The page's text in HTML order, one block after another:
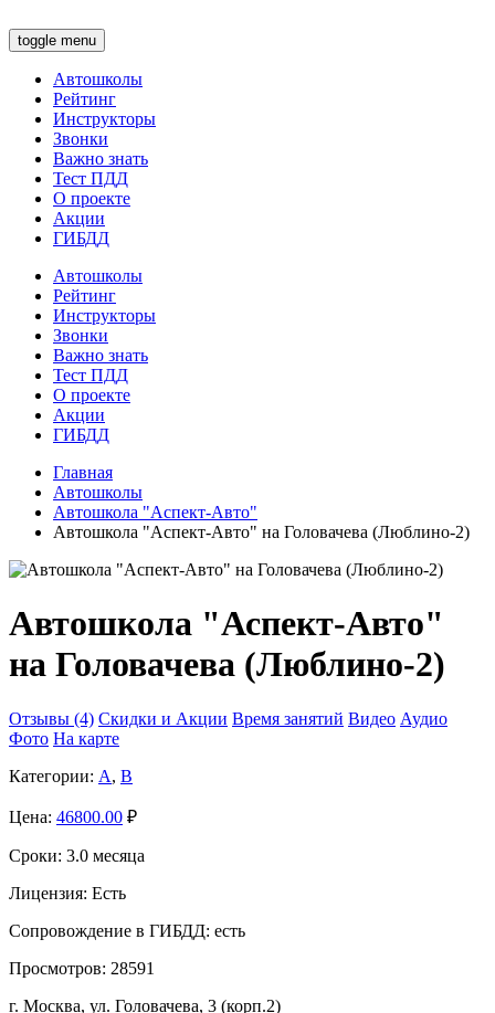
toggle menu
Автошколы
Рейтинг
Инструкторы
Звонки
Важно знать
Тест ПДД
О проекте
Акции
ГИБДД
Автошколы
Рейтинг
Инструкторы
Звонки
Важно знать
Тест ПДД
О проекте
Акции
ГИБДД
Главная
Автошколы
Автошкола "Аспект-Авто"
Автошкола "Аспект-Авто" на Головачева (Люблино-2)
Автошкола "Аспект-Авто"
на Головачева (Люблино-2)
Отзывы (4) Скидки и Акции Время занятий Видео Аудио
Фото На карте
Категории: A, B
Цена: 46800.00 ₽
Сроки: 3.0 месяца
Лицензия: Есть
Сопровождение в ГИБДД: есть
Просмотров: 28591
г. Москва, ул. Головачева, 3 (корп.2)